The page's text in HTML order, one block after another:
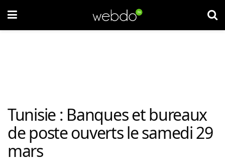
Tunisie : Banques et bureaux
de poste ouverts le samedi 29
mars